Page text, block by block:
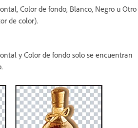
Color de fondo, Blanco, Negro u Otro
de color).
y Color de fondo solo se encuentran